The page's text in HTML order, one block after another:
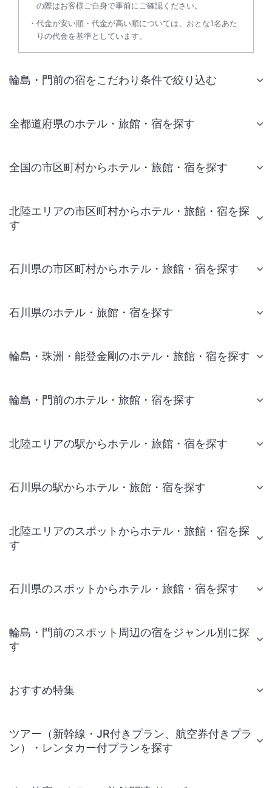
の際はお客様ご自身で事前にご確認ください。
代金が安い順・代金が高い順については、おとな1名あた
りの代金を基準としています。
輪島・門前の宿をこだわり条件で絞り込む
全都道府県のホテル・旅館・宿を探す
全国の市区町村からホテル・旅館・宿を探す
北陸エリアの市区町村からホテル・旅館・宿を探
す
石川県の市区町村からホテル・旅館・宿を探す
石川県のホテル・旅館・宿を探す
輪島・珠洲・能登金剛のホテル・旅館・宿を探す
輪島・門前のホテル・旅館・宿を探す
北陸エリアの駅からホテル・旅館・宿を探す
石川県の駅からホテル・旅館・宿を探す
北陸エリアのスポットからホテル・旅館・宿を探
す
石川県のスポットからホテル・旅館・宿を探す
輪島・門前のスポット周辺の宿をジャンル別に探
す
おすすめ特集
ツアー（新幹線・JR付きプラン、航空券付きプラ
ン）・レンタカー付プランを探す